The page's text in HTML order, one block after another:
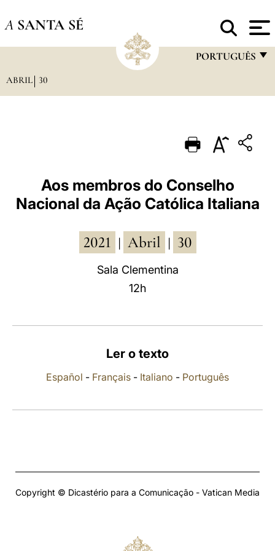
A SANTA SÉ
PORTUGUÊS
PORTUGUÊS
ESPAÑOL
DEUTSCH
ABRIL 30
Aos membros do Conselho
Nacional da Ação Católica Italiana
2021 Abril 30
Sala Clementina
12h
Ler o texto
Español - Français - Italiano - Português
Copyright © Dicastério para a Comunicação - Vatican Media